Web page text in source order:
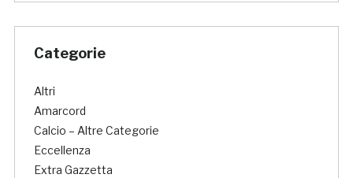
Categorie
Altri
Amarcord
Calcio – Altre Categorie
Eccellenza
Extra Gazzetta